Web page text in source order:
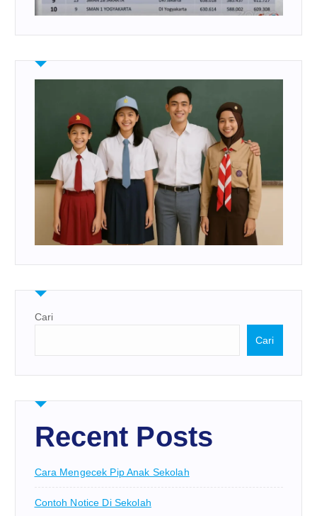
Cari
Cari
Recent Posts
Cara Mengecek Pip Anak Sekolah
Contoh Notice Di Sekolah